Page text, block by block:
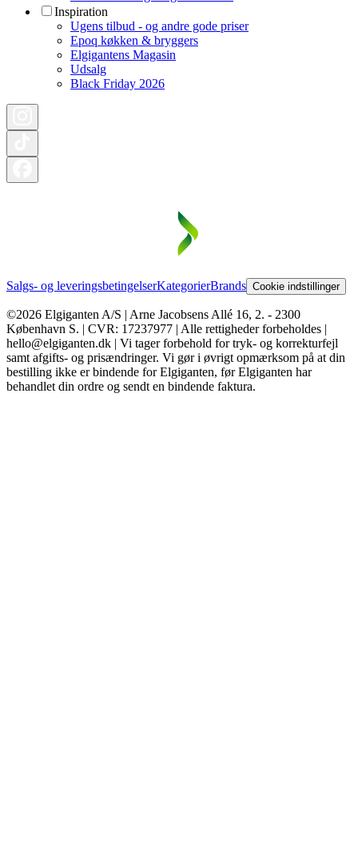
Inspiration
Ugens tilbud - og andre gode priser
Epoq køkken & bryggers
Elgigantens Magasin
Udsalg
Black Friday 2026
Salgs- og leveringsbetingelserKategorierBrands Cookie indstillinger
©2026 Elgiganten A/S | Arne Jacobsens Allé 16, 2. - 2300
København S. | CVR: 17237977 | Alle rettigheder forbeholdes |
hello@elgiganten.dk | Vi tager forbehold for tryk- og korrekturfejl
samt afgifts- og prisændringer. Vi gør i øvrigt opmærksom på at din
bestilling ikke er bindende for Elgiganten, før Elgiganten har
behandlet din ordre og sendt en bindende faktura.